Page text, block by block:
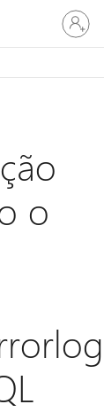
Iniciar
sessão
na
o